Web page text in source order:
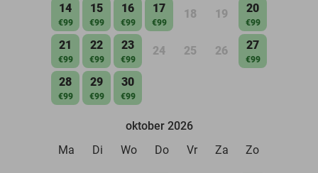
14
€99
15
€99
16
€99
17
€99
18 19 20
€99
21
€99
22
€99
23
€99
24 25 26 27
€99
28
€99
29
€99
30
€99
oktober 2026
Ma
Di Wo Do Vr Za Zo